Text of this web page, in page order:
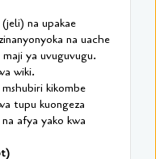
na upakae
na uache
maji ya uvuguvugu.
wiki.
kikombe
tupu kuongeza
afya yako kwa